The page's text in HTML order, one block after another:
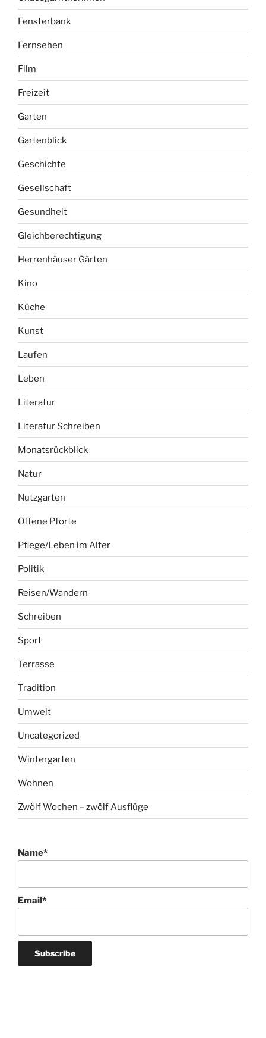
Fensterbank
Fernsehen
Film
Freizeit
Garten
Gartenblick
Geschichte
Gesellschaft
Gesundheit
Gleichberechtigung
Herrenhäuser Gärten
Kino
Küche
Kunst
Laufen
Leben
Literatur
Literatur Schreiben
Monatsrückblick
Natur
Nutzgarten
Offene Pforte
Pflege/Leben im Alter
Politik
Reisen/Wandern
Schreiben
Sport
Terrasse
Tradition
Umwelt
Uncategorized
Wintergarten
Wohnen
Zwölf Wochen – zwölf Ausflüge
Name*
Email*